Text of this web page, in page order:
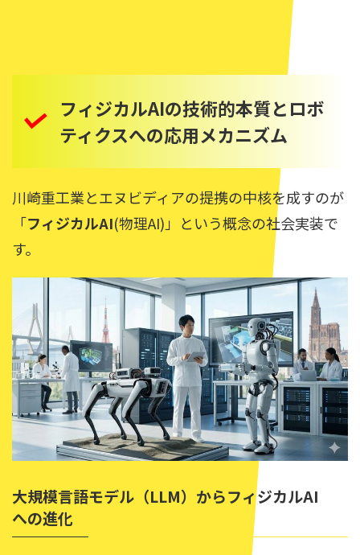
フィジカルAIの技術的本質とロボ
ティクスへの応用メカニズム
川崎重工業とエヌビディアの提携の中核を成すのが
「フィジカルAI(物理AI)」という概念の社会実装で
す。
大規模言語モデル（LLM）からフィジカルAI
への進化